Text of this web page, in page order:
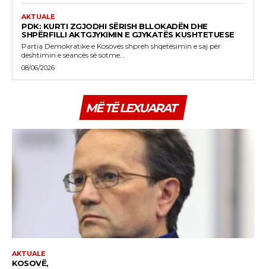
AKTUALE
PDK: KURTI ZGJODHI SËRISH BLLOKADËN DHE
SHPËRFILLI AKTGJYKIMIN E GJYKATËS KUSHTETUESE
Partia Demokratike e Kosovës shpreh shqetësimin e saj për
dështimin e seancës së sotme...
08/06/2026
MË TË LEXUARAT
AKTUALE
KOSOVË,